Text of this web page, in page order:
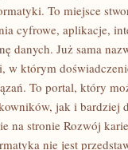
To miejsce
cyfrowe, aplikacje,
danych. Już sama
w którym
To portal, który
jak i bardziej
na stronie Rozwój
nie jest